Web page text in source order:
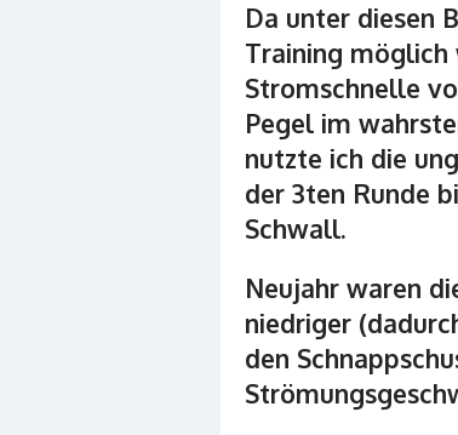
Da unter diesen
Training möglich
Stromschnelle
Pegel im
nutzte ich die
der 3ten Runde
Schwall.
Neujahr waren
niedriger
den